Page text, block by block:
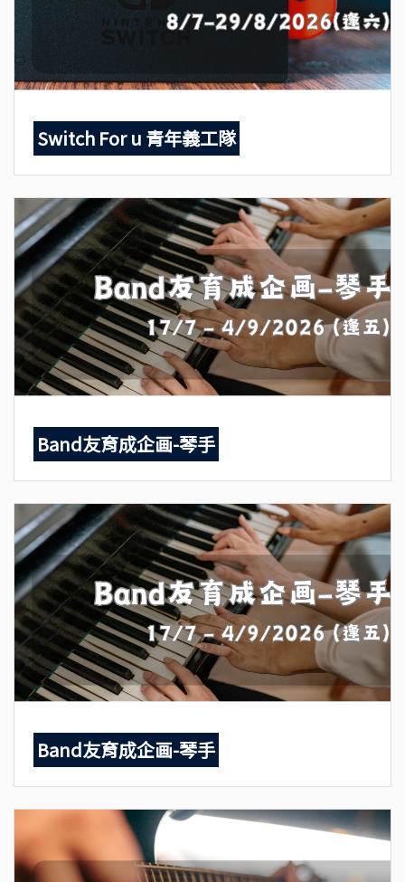
Switch For u 青年義工隊
Band友育成企画-琴手
Band友育成企画-琴手